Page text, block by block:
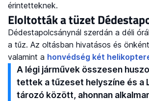
érintetteknek.
Eloltották a tüzet
Dédestapolcsánynál szerdán a déli
a tűz. Az oltásban hivatásos és
valamint a honvédség két
A légi járművek összesen
tettek a tűzeset helyszíne és a
tározó között, ahonnan